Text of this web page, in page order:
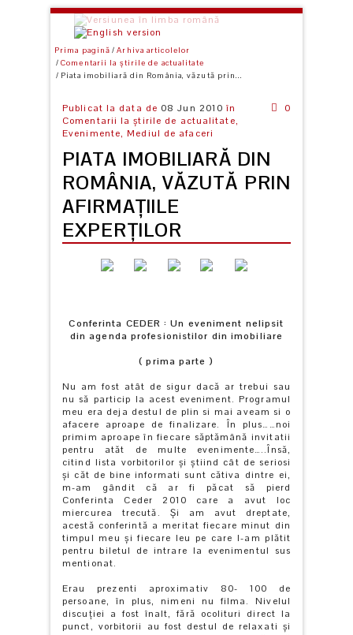
Prima pagină
Arhiva articolelor
Comentarii la știrile de actualitate
Piata imobiliară din România, văzută prin...
Publicat la data de 08 Jun 2010 în
Comentarii la știrile de actualitate,
Evenimente, Mediul de afaceri
0
PIATA IMOBILIARĂ DIN
ROMÂNIA, VĂZUTĂ PRIN
AFIRMAŢIILE
EXPERŢILOR
Conferinta CEDER : Un eveniment nelipsit
din agenda profesionistilor din imobiliare
( prima parte )
Nu am fost atât de sigur dacă ar trebui sau
nu să particip la acest eveniment. Programul
meu era deja destul de plin si mai aveam si o
afacere aproape de finalizare. În plus……noi
primim aproape în fiecare săptămână invitatii
pentru atăt de multe evenimente…..Însă,
citind lista vorbitorilor şi ştiind cât de seriosi
şi căt de bine informati sunt cătiva dintre ei,
m-am gândit că ar fi păcat să pierd
Conferinta Ceder 2010 care a avut loc
miercurea trecută. Şi am avut dreptate,
acestă conferintă a meritat fiecare minut din
timpul meu şi fiecare leu pe care l-am plătit
pentru biletul de intrare la evenimentul sus
mentionat.
Erau prezenti aproximativ 80- 100 de
persoane, în plus, nimeni nu filma. Nivelul
discuţiei a fost înalt, fără ocolituri direct la
punct, vorbitorii au fost destul de relaxati şi